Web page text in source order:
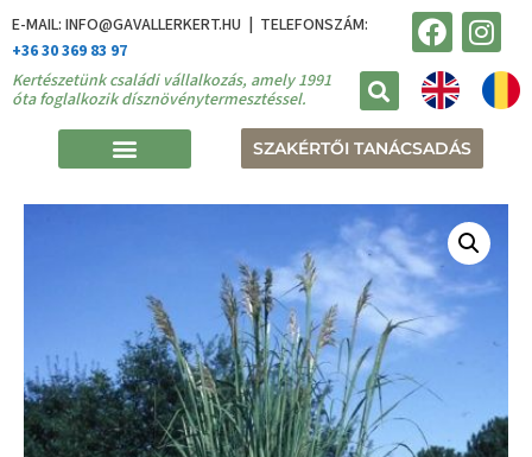
E-MAIL: INFO@GAVALLERKERT.HU | TELEFONSZÁM:
+36 30 369 83 97
Kertészetünk családi vállalkozás, amely 1991
óta foglalkozik dísznövénytermesztéssel.
SZAKÉRTŐI TANÁCSADÁS